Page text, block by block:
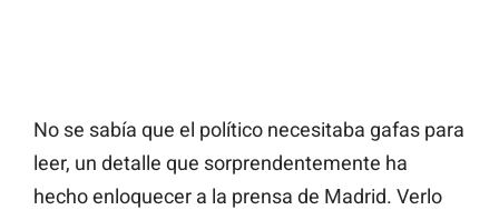
No se sabía que el político necesitaba gafas para
leer, un detalle que sorprendentemente ha
hecho enloquecer a la prensa de Madrid. Verlo